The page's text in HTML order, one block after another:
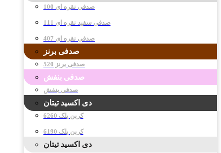
صدفی نقره ای 100
صدفی سفید نقره ای 111
صدفی نقره ای 407
صدفی برنز
صدفی برنز 520
صدفی بنفش
صدفی بنفش
دی اکسید تیتان
کربن بلک 6260
کربن بلک 6190
دی اکسید تیتان